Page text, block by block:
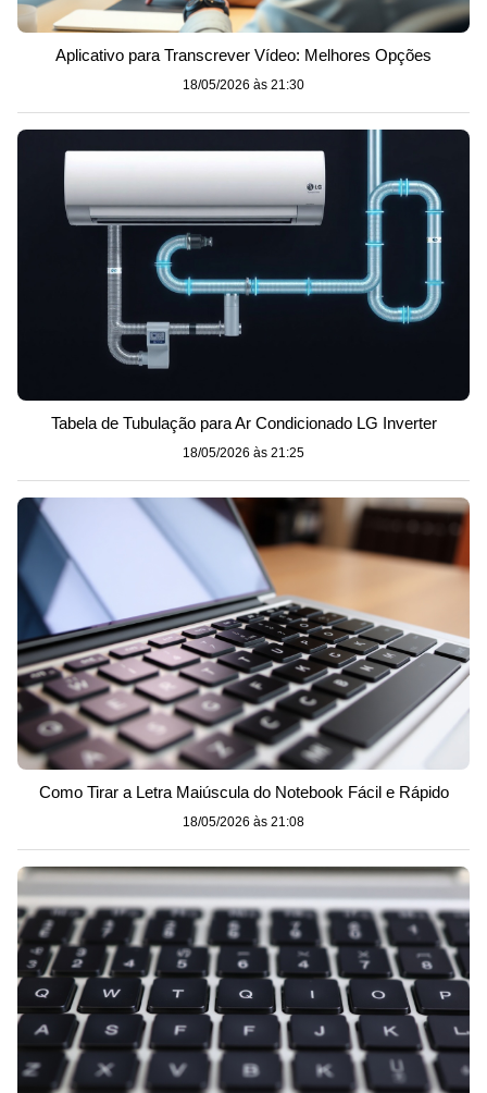
Aplicativo para Transcrever Vídeo: Melhores Opções
18/05/2026 às 21:30
Tabela de Tubulação para Ar Condicionado LG Inverter
18/05/2026 às 21:25
Como Tirar a Letra Maiúscula do Notebook Fácil e Rápido
18/05/2026 às 21:08